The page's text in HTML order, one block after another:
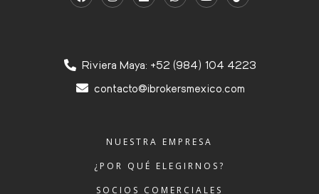
Riviera Maya: +52 (984) 104 4223
contacto@ibrokersmexico.com
NUESTRA EMPRESA
¿POR QUÉ ELEGIRNOS?
SOCIOS COMERCIALES